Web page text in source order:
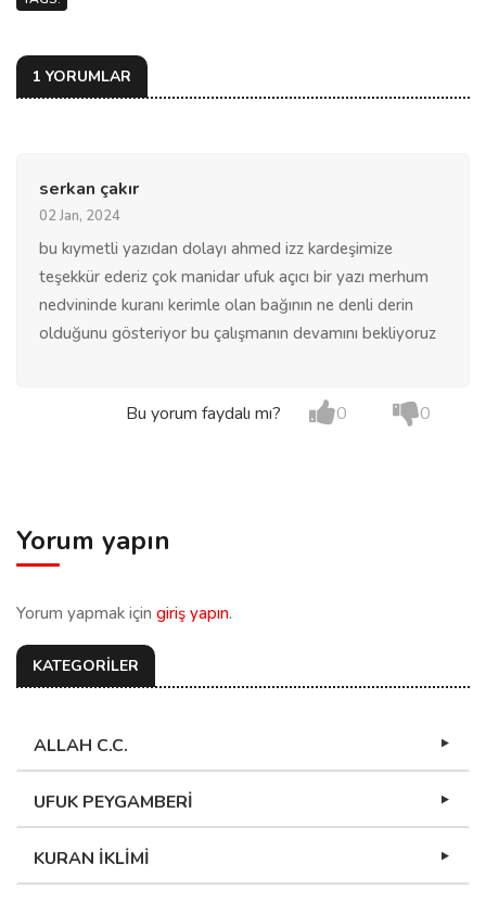
1 YORUMLAR
serkan çakır
02 Jan, 2024
bu kıymetli yazıdan dolayı ahmed izz kardeşimize
teşekkür ederiz çok manidar ufuk açıcı bir yazı merhum
nedvininde kuranı kerimle olan bağının ne denli derin
olduğunu gösteriyor bu çalışmanın devamını bekliyoruz
Bu yorum faydalı mı? 0 0
Yorum yapın
Yorum yapmak için giriş yapın.
KATEGORİLER
ALLAH C.C.
UFUK PEYGAMBERİ
KURAN İKLİMİ